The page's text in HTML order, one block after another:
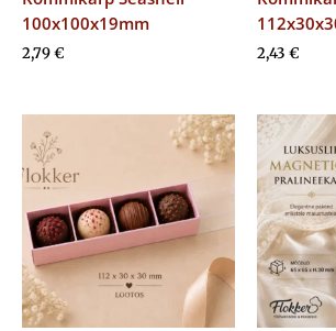
100x100x19mm
2,79€ 2,43 €